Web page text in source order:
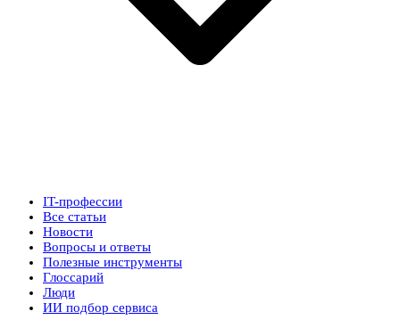
IT-профессии
Все статьи
Новости
Вопросы и ответы
Полезные инструменты
Глоссарий
Люди
ИИ подбор сервиса